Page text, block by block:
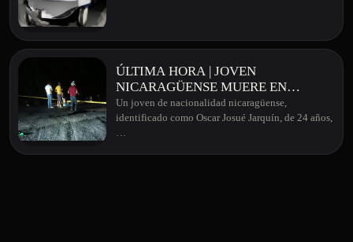
ÚLTIMA HORA | JOVEN
NICARAGÜENSE MUERE EN
APARATOSO ACCIDENTE EN
MONTERREY DE SAN CARLOS
Un joven de nacionalidad nicaragüense,
identificado como Oscar Josué Jarquín, de 24 años,